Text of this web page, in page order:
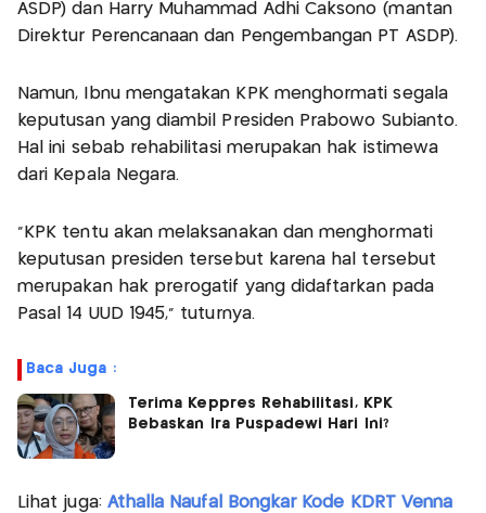
ASDP) dan Harry Muhammad Adhi Caksono (mantan
Direktur Perencanaan dan Pengembangan PT ASDP).
Namun, Ibnu mengatakan KPK menghormati segala
keputusan yang diambil Presiden Prabowo Subianto.
Hal ini sebab rehabilitasi merupakan hak istimewa
dari Kepala Negara.
"KPK tentu akan melaksanakan dan menghormati
keputusan presiden tersebut karena hal tersebut
merupakan hak prerogatif yang didaftarkan pada
Pasal 14 UUD 1945," tuturnya.
Baca Juga :
Terima Keppres Rehabilitasi, KPK
Bebaskan Ira Puspadewi Hari Ini?
Lihat juga: Athalla Naufal Bongkar Kode KDRT Venna